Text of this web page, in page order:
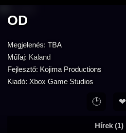
OD
Megjelenés: TBA
Műfaj: Kaland
Fejlesztő: Kojima Productions
Kiadó: Xbox Game Studios
Hírek (1)
🕑 ❤